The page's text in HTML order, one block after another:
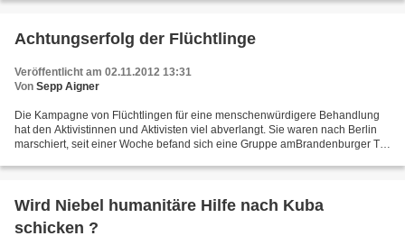
Achtungserfolg der Flüchtlinge
Veröffentlicht am 02.11.2012 13:31
Von Sepp Aigner
Die Kampagne von Flüchtlingen für eine menschenwürdigere Behandlung
hat den Aktivistinnen und Aktivisten viel abverlangt. Sie waren nach Berlin
marschiert, seit einer Woche befand sich eine Gruppe amBrandenburger Tor
Wird Niebel humanitäre Hilfe nach Kuba
schicken ?